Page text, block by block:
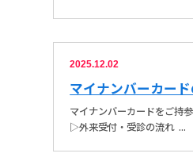
2025.12.02
マイナンバーカー
マイナンバーカードをご持
▷外来受付・受診の流れ ...